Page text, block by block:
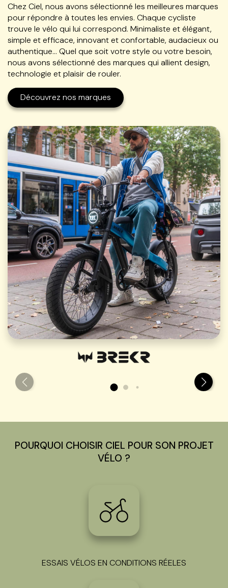
Chez Ciel, nous avons sélectionné les meilleures marques
pour répondre à toutes les envies. Chaque cycliste
trouve le vélo qui lui correspond. Minimaliste et élégant,
simple et efficace, innovant et confortable, audacieux ou
authentique… Quel que soit votre style ou votre besoin,
nous avons sélectionné des marques qui allient design,
technologie et plaisir de rouler.
Découvrez nos marques
POURQUOI CHOISIR CIEL POUR SON PROJET
VÉLO ?
ESSAIS VÉLOS EN CONDITIONS RÉELES